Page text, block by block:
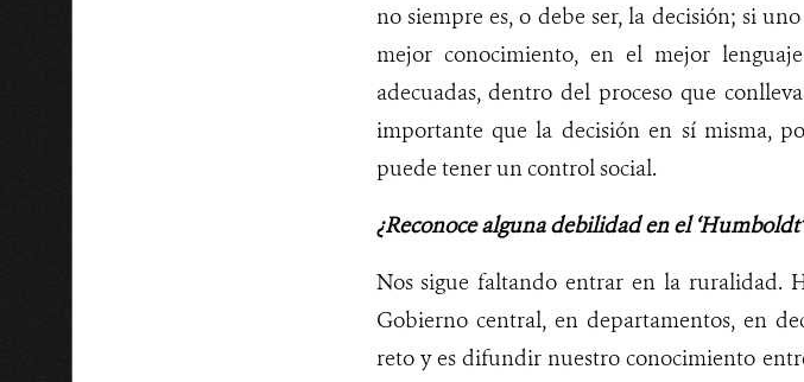
no siempre es, o debe ser, la decisión; si
mejor conocimiento, en el mejor
adecuadas, dentro del proceso que
importante que la decisión en sí misma,
puede tener un control social.
¿Reconoce alguna debilidad en el
Nos sigue faltando entrar en la ruralidad.
Gobierno central, en departamentos, en
reto y es difundir nuestro conocimiento